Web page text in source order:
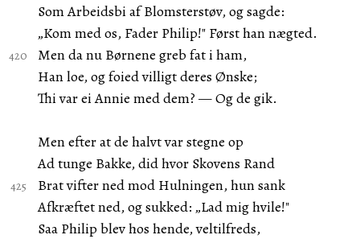
Som Arbeidsbi af Blomsterstøv, og sagde:
„Kom med os, Fader Philip!" Først han nægted.
Men da nu Børnene greb fat i ham,
Han loe, og foied villigt deres Ønske;
Thi var ei Annie med dem? — Og de gik.
Men efter at de halvt var stegne op
Ad tunge Bakke, did hvor Skovens Rand
Brat vifter ned mod Hulningen, hun sank
Afkræftet ned, og sukked: „Lad mig hvile!"
Saa Philip blev hos hende, veltilfreds,